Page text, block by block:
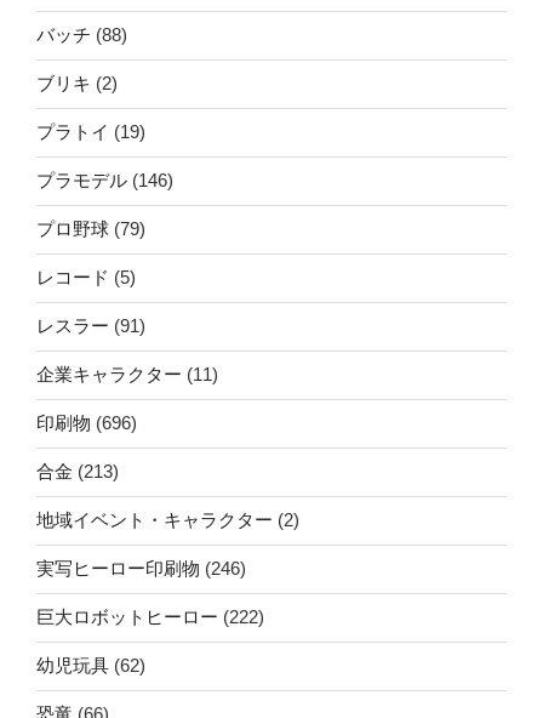
バッチ (88)
ブリキ (2)
プラトイ (19)
プラモデル (146)
プロ野球 (79)
レコード (5)
レスラー (91)
企業キャラクター (11)
印刷物 (696)
合金 (213)
地域イベント・キャラクター (2)
実写ヒーロー印刷物 (246)
巨大ロボットヒーロー (222)
幼児玩具 (62)